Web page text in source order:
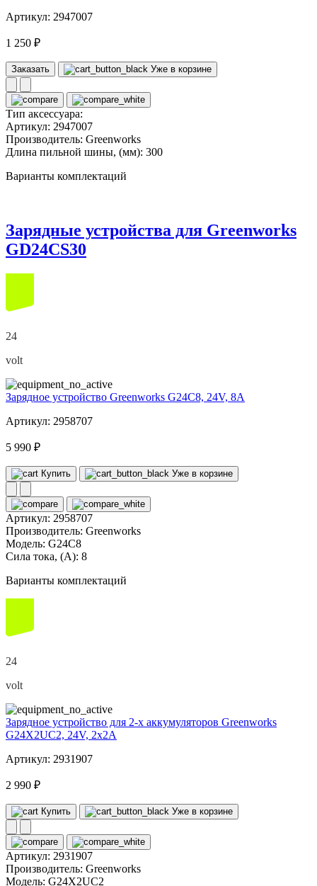
Артикул: 2947007
1 250 ₽
Заказать Уже в корзине
Тип аксессуара:
Артикул: 2947007
Производитель: Greenworks
Длина пильной шины, (мм): 300
Варианты комплектаций
Зарядные устройства для Greenworks
GD24CS30
24
volt
Зарядное устройство Greenworks G24C8, 24V, 8А
Артикул: 2958707
5 990 ₽
Купить Уже в корзине
Артикул: 2958707
Производитель: Greenworks
Модель: G24C8
Сила тока, (А): 8
Варианты комплектаций
24
volt
Зарядное устройство для 2-х аккумуляторов Greenworks
G24X2UC2, 24V, 2x2А
Артикул: 2931907
2 990 ₽
Купить Уже в корзине
Артикул: 2931907
Производитель: Greenworks
Модель: G24X2UC2